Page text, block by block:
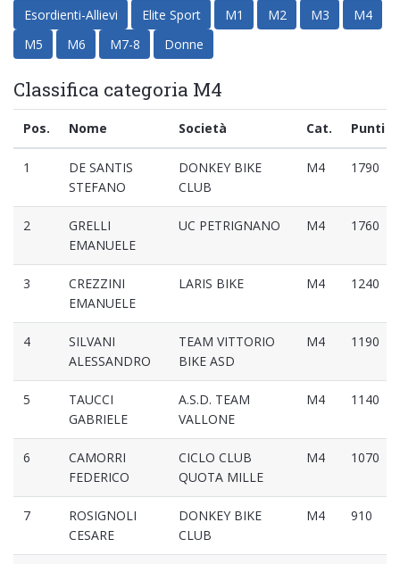
Esordienti-Allievi Elite Sport M1 M2 M3
M4
M5
M6 M7-8 Donne
Classifica categoria M4
Pos. Nome Società Cat. Punti
1
DE SANTIS
STEFANO
DONKEY BIKE
CLUB
M4 1790
2
GRELLI
EMANUELE
UC PETRIGNANO M4 1760
3
CREZZINI
EMANUELE
LARIS BIKE M4 1240
4
SILVANI
ALESSANDRO
TEAM VITTORIO
BIKE ASD
M4 1190
5
TAUCCI
GABRIELE
A.S.D. TEAM
VALLONE
M4 1140
6
CAMORRI
FEDERICO
CICLO CLUB
QUOTA MILLE
M4 1070
7
ROSIGNOLI
CESARE
DONKEY BIKE
CLUB
M4 910